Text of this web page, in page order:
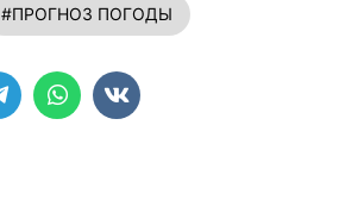
#ПРОГНОЗ ПОГОДЫ